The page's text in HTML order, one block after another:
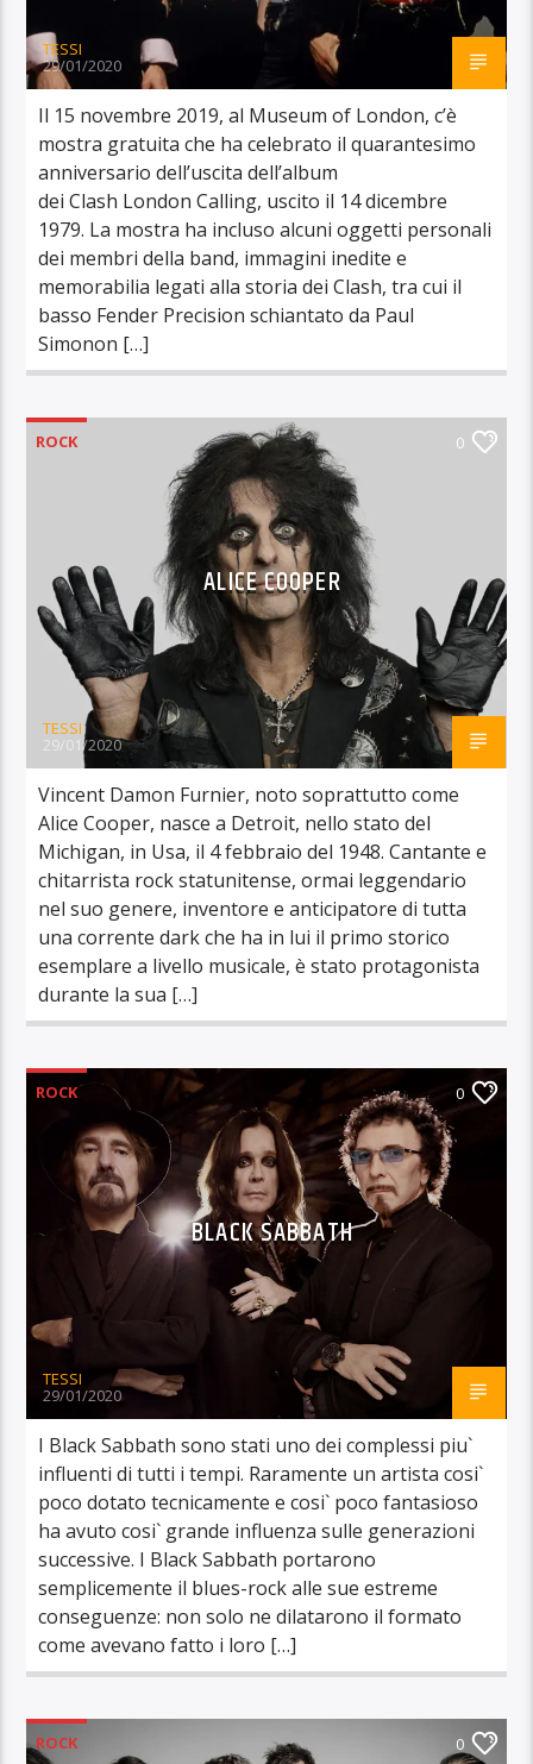
TESSI
29/01/2020
Il 15 novembre 2019, al Museum of London, c’è
mostra gratuita che ha celebrato il quarantesimo
anniversario dell’uscita dell’album
dei Clash London Calling, uscito il 14 dicembre
1979. La mostra ha incluso alcuni oggetti personali
dei membri della band, immagini inedite e
memorabilia legati alla storia dei Clash, tra cui il
basso Fender Precision schiantato da Paul
Simonon […]
ROCK 0
ALICE COOPER
TESSI
29/01/2020
Vincent Damon Furnier, noto soprattutto come
Alice Cooper, nasce a Detroit, nello stato del
Michigan, in Usa, il 4 febbraio del 1948. Cantante e
chitarrista rock statunitense, ormai leggendario
nel suo genere, inventore e anticipatore di tutta
una corrente dark che ha in lui il primo storico
esemplare a livello musicale, è stato protagonista
durante la sua […]
ROCK 0
BLACK SABBATH
TESSI
29/01/2020
I Black Sabbath sono stati uno dei complessi piu`
influenti di tutti i tempi. Raramente un artista cosi`
poco dotato tecnicamente e cosi` poco fantasioso
ha avuto cosi` grande influenza sulle generazioni
successive. I Black Sabbath portarono
semplicemente il blues-rock alle sue estreme
conseguenze: non solo ne dilatarono il formato
come avevano fatto i loro […]
ROCK 0